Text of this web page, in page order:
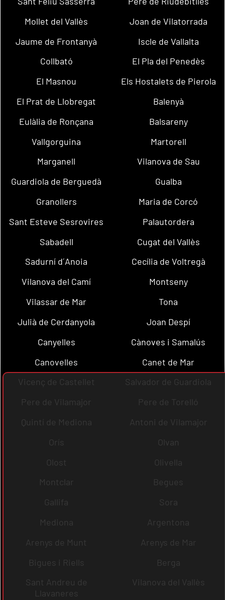
Mollet del Vallès
Joan de Vilatorrada
Jaume de Frontanyà
Iscle de Vallalta
Collbató
El Pla del Penedès
El Masnou
Els Hostalets de Pierola
El Prat de Llobregat
Balenyà
Eulàlia de Ronçana
Balsareny
Vallgorguina
Martorell
Marganell
Vilanova de Sau
Guardiola de Berguedà
Gualba
Granollers
Maria de Corcó
Sant Esteve Sesrovires
Palautordera
Sabadell
Cugat del Vallès
Sadurní d´Anoia
Cecília de Voltregà
Vilanova del Camí
Montseny
Vilassar de Mar
Tona
Julià de Cerdanyola
Joan Despí
Canyelles
Cànoves i Samalús
Canovelles
Canet de Mar
Vicenç de Castellet
Salvador de Guardiola
Pere de Vilamajor
Pere de Torelló
Quintí de Mediona
Antoni de Vilamajor
Orís
Olvan
Olost
Olivella
Montclar
Begues
Gallifa
Sora
Mediona
Argentona
Arenys de Munt
Arenys de Mar
Bigues i Riells
Berga
Sant Andreu de
Llavaneres
Vilanova del Vallès